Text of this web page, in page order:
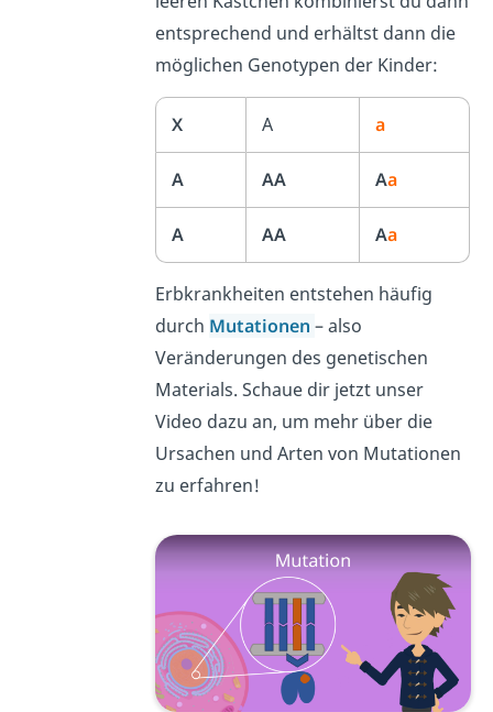
entsprechend und erhältst dann die
möglichen Genotypen der Kinder:
X A a
A AA Aa
A AA Aa
Erbkrankheiten entstehen häufig
durch Mutationen – also
Veränderungen des genetischen
Materials. Schaue dir jetzt unser
Video dazu an, um mehr über die
Ursachen und Arten von Mutationen
zu erfahren!